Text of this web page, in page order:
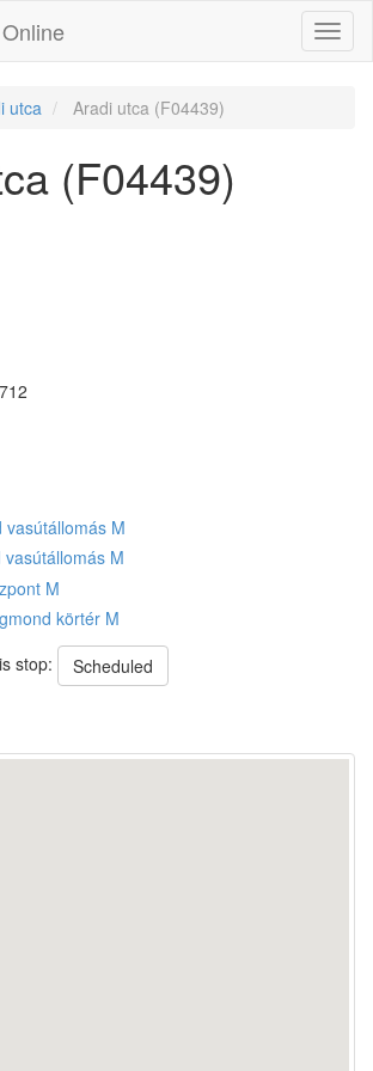
utca Aradi utca (F04439)
(F04439)
vasútállomás M
vasútállomás M
M
körtér M
stop:
Scheduled